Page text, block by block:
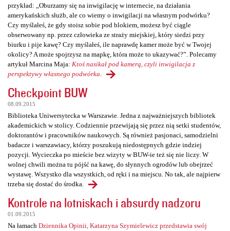
przykład: „Oburzamy się na inwigilację w internecie, na działania
amerykańskich służb, ale co wiemy o inwigilacji na własnym podwórku?
Czy myślałeś, że gdy stoisz sobie pod blokiem, możesz być ciągle
obserwowany np. przez człowieka ze straży miejskiej, który siedzi przy
biurku i pije kawę? Czy myślałeś, ile naprawdę kamer może być w Twojej
okolicy? A może spojrzysz na mapkę, która może to ukazywać?”. Polecamy
artykuł Marcina Maja: Ktoś nasikał pod kamerą, czyli inwigilacja z
perspektywy własnego podwórka
Checkpoint BUW
08.09.2015
Biblioteka Uniwersytecka w Warszawie. Jedna z najważniejszych bibliotek
akademickich w stolicy. Codziennie przewijają się przez nią setki studentów,
doktorantów i pracowników naukowych. Są również pasjonaci, samodzielni
badacze i warszawiacy, którzy poszukują niedostępnych gdzie indziej
pozycji. Wycieczka po mieście bez wizyty w BUW-ie też się nie liczy. W
wolnej chwili można tu pójść na kawę, do słynnych ogrodów lub obejrzeć
wystawę. Wszystko dla wszystkich, od ręki i na miejscu. No tak, ale najpierw
trzeba się dostać do środka.
Kontrole na lotniskach i absurdy nadzoru
01.09.2015
Na łamach Dziennika Opinii, Katarzyna Szymielewicz przedstawia swój